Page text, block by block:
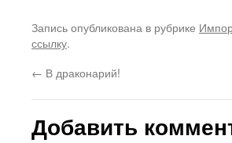
на
Запись опубликована в рубрике
ссылку.
← В драконарий!
Добавить